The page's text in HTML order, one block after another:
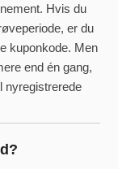
Hvis du
er du
kuponkode. Men
end én gang,
nyregistrerede